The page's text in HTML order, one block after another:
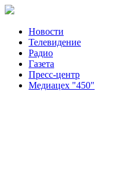
Новости
Телевидение
Радио
Газета
Пресс-центр
Медиацех "450"